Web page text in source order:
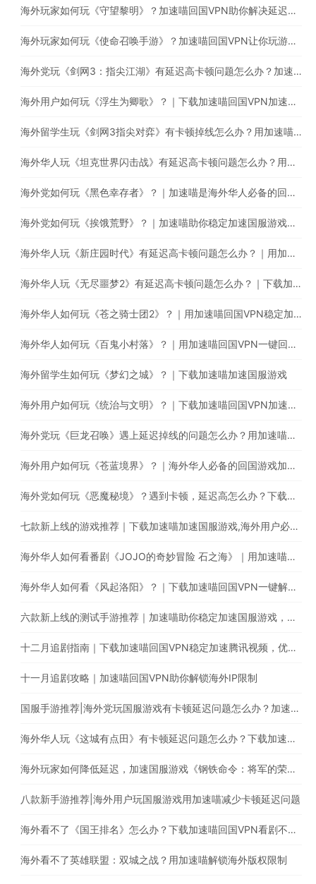
海外玩家如何玩《守望黎明》？加速喵回国VPN助你解决延迟高卡顿问题
海外玩家如何玩《使命召唤手游》？加速喵回国VPN让你玩游戏的同时直播听音乐
海外党玩《剑网3：指尖江湖》有延迟高卡顿问题怎么办？加速喵助你稳定加速国服游戏
海外用户如何玩《浮生为卿歌》？｜下载加速喵回国VPN加速国服游戏减少卡顿延迟问题
海外留学生玩《剑网3指尖对弈》有卡顿掉线怎么办？用加速喵一键回国稳定加速
海外华人玩《坦克世界闪击战》有延迟高卡顿问题怎么办？用加速喵一键回国稳定加速
海外党如何玩《黑色幸存者》？｜加速喵是海外华人必备的回国游戏加速器
海外党如何玩《挨饿荒野》？｜加速喵助你稳定加速国服游戏，减少延迟卡顿问题
海外华人玩《新庄园时代》有延迟高卡顿问题怎么办？｜用加速喵一键回国稳定加速国服游戏
海外华人玩《无尽噩梦2》有延迟高卡顿问题怎么办？｜下载加速喵回国VPN提升游戏体验
海外华人如何玩《苍之骑士团2》？｜用加速喵回国VPN稳定加速国服游戏
海外华人如何玩《百鬼小村落》？｜用加速喵回国VPN一键回国游戏加速
海外留学生如何玩《梦幻之城》？｜下载加速喵加速国服游戏
海外用户如何玩《统治与文明》？｜下载加速喵回国VPN加速国服游戏减少卡顿延迟问题
海外党玩《巨龙召唤》遇上延迟掉线的问题怎么办？用加速喵一键回国稳定加速
海外用户如何玩《苍蓝境界》？｜海外华人必备的回国游戏加速器
海外党如何玩《恶魔秘境》？遇到卡顿，延迟高怎么办？下载加速喵稳定加速国服游戏
七款新上线的游戏推荐｜下载加速喵加速国服游戏,海外用户必备的回国加速器
海外华人如何看番剧《JOJO的奇妙冒险 石之海》｜用加速喵回国VPN解锁哔哩哔哩地域限制
海外华人如何看《风起洛阳》？｜下载加速喵回国VPN一键解锁海外IP限制
六款新上线的测试手游推荐｜加速喵助你稳定加速国服游戏，减少延迟卡顿问题
十二月追剧指南｜下载加速喵回国VPN稳定加速腾讯视频，优酷，爱奇艺，芒果TV等平台
十一月追剧攻略｜加速喵回国VPN助你解锁海外IP限制
国服手游推荐|海外党玩国服游戏有卡顿延迟问题怎么办？加速喵回国VPN助你稳定加速国服游戏
海外华人玩《这城有点田》有卡顿延迟问题怎么办？下载加速喵稳定加速国内游戏
海外玩家如何降低延迟，加速国服游戏《钢铁命令：将军的荣耀3》?
八款新手游推荐|海外用户玩国服游戏用加速喵减少卡顿延迟问题
海外看不了《国王排名》怎么办？下载加速喵回国VPN看剧不受限
海外看不了英雄联盟：双城之战？用加速喵解锁海外版权限制